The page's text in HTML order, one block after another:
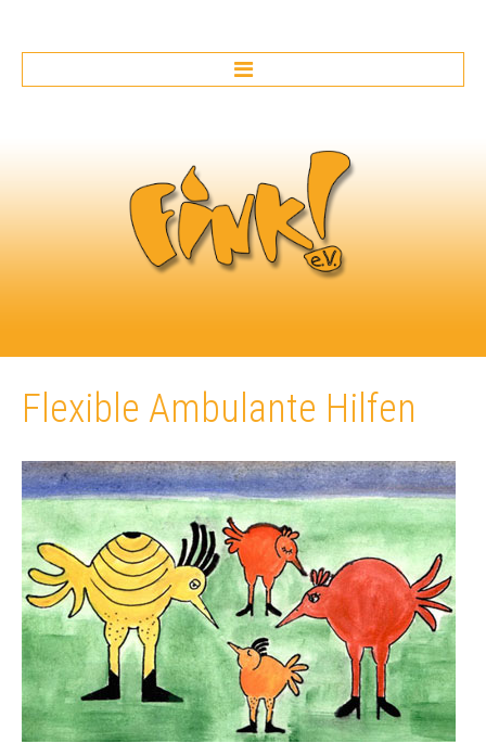
Erziehungs- und
Familienberatung
Beratung für
Prävention
Angebote
FLEXIBLE HILFEN
Sozialpädagogische
Familienhilfe
Erziehungsbeistand
FINK E.V.
Vorstand
Kooperation und
Vernetzung
Flexible Ambulante Hilfen